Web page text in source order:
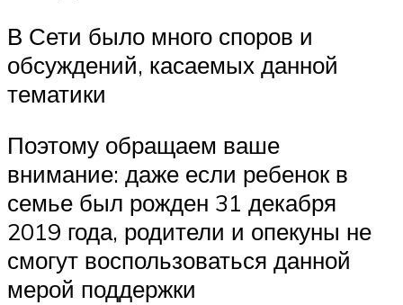
В Сети было много споров и
обсуждений, касаемых данной
тематики
Поэтому обращаем ваше
внимание: даже если ребенок в
семье был рожден 31 декабря
2019 года, родители и опекуны не
смогут воспользоваться данной
мерой поддержки